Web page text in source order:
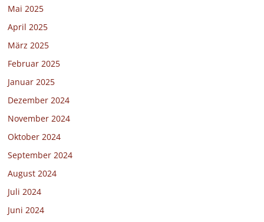
Mai 2025
April 2025
März 2025
Februar 2025
Januar 2025
Dezember 2024
November 2024
Oktober 2024
September 2024
August 2024
Juli 2024
Juni 2024